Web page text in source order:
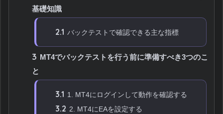
基礎知識
2.1 バックテストで確認できる主な指標
3 MT4でバックテストを行う前に準備すべき3つのこ
と
3.1 1. MT4にログインして動作を確認する
3.2 2. MT4にEAを設定する